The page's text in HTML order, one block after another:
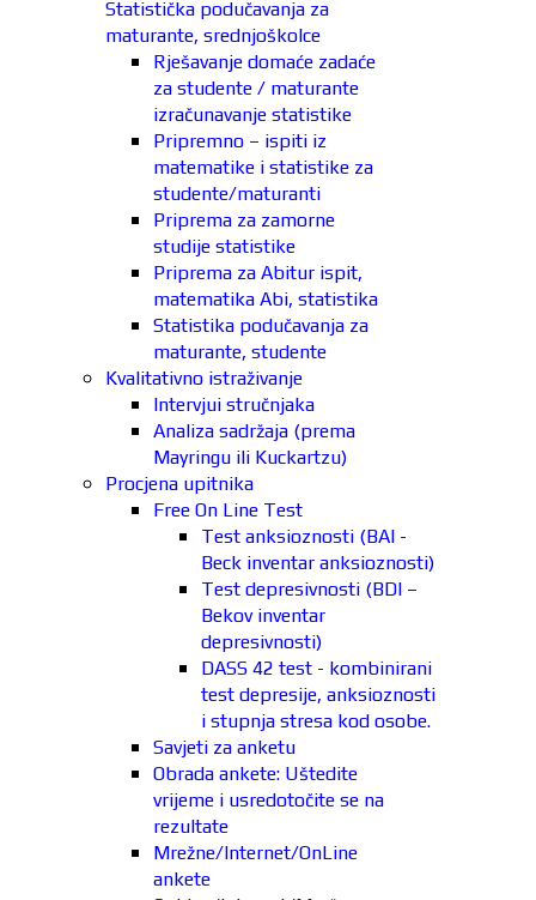
Statistička podučavanja za
maturante, srednjoškolce
Rješavanje domaće zadaće
za studente / maturante
izračunavanje statistike
Pripremno – ispiti iz
matematike i statistike za
studente/maturanti
Priprema za zamorne
studije statistike
Priprema za Abitur ispit,
matematika Abi, statistika
Statistika podučavanja za
maturante, studente
Kvalitativno istraživanje
Intervjui stručnjaka
Analiza sadržaja (prema
Mayringu ili Kuckartzu)
Procjena upitnika
Free On Line Test
Test anksioznosti (BAI -
Beck inventar anksioznosti)
Test depresivnosti (BDI –
Bekov inventar
depresivnosti)
DASS 42 test - kombinirani
test depresije, anksioznosti
i stupnja stresa kod osobe.
Savjeti za anketu
Obrada ankete: Uštedite
vrijeme i usredotočite se na
rezultate
Mrežne/Internet/OnLine
ankete